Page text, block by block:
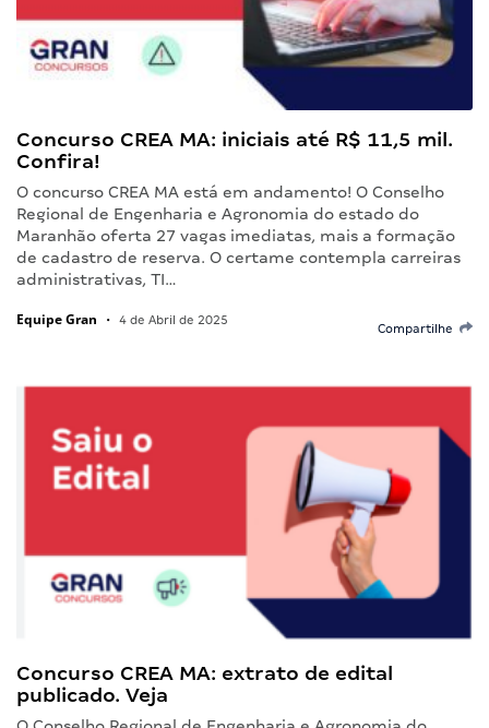
Concurso CREA MA: iniciais até R$ 11,5 mil.
Confira!
O concurso CREA MA está em andamento! O Conselho
Regional de Engenharia e Agronomia do estado do
Maranhão oferta 27 vagas imediatas, mais a formação
de cadastro de reserva. O certame contempla carreiras
administrativas, TI…
Equipe Gran • 4 de Abril de 2025
Compartilhe
Concurso CREA MA: extrato de edital
publicado. Veja